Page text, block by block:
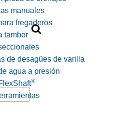
manuales
fregaderos
tambor
de desagües de varilla
agua a presión
®